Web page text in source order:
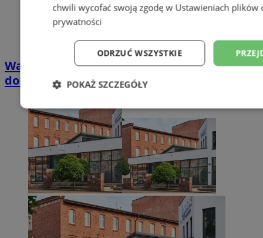
Wakacyjny wypoczynek nad Bałtykiem w
domkach Szmaragdowe Morze
chwili wycofać swoją zgodę w Ustawieniach plików
prywatności
ODRZUĆ WSZYSTKIE
POKAŻ SZCZEGÓŁY
Niezbędne Wydajność
Niesklasyfikowane